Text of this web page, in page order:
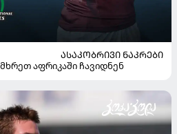
ᲐᲡᲐᲙᲝᲑᲠᲘᲕᲘ ᲜᲐᲙᲠᲔᲑᲘ
აფრიკაში ჩავიდნენ